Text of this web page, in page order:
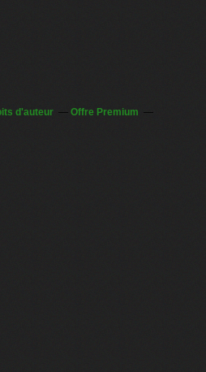
d'auteur Offre Premium